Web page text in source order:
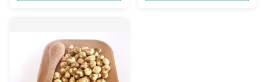
White wasabi and etc. We are ...